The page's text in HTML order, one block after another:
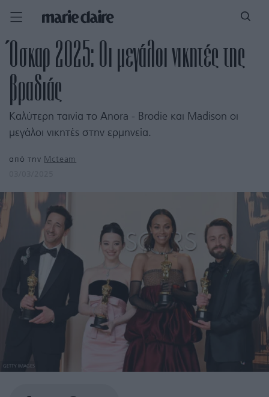
Όσκαρ 2025: Οι μεγάλοι νικητές της
βραδιάς
Καλύτερη ταινία το Anora - Brodie και Μadison οι
μεγάλοι νικητές στην ερμηνεία.
από την Mcteam
GETTY IMAGES